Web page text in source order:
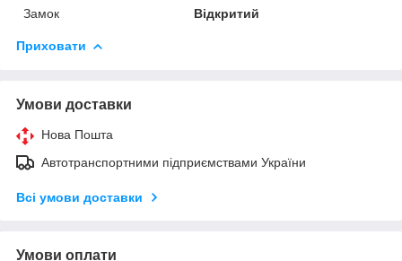
Замок
Відкритий
Приховати
Умови доставки
Нова Пошта
Автотранспортними підприємствами України
Всі умови доставки
Умови оплати